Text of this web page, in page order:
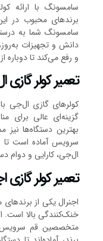
سامسونگ با ارائه
برندهای محبوب در
سامسونگ شما به
دانش و تجهیزات
و رفع می‌کند تا
تعمیر کولر
کولرهای گازی ال‌جی
گزینه‌ای عالی برای
بهترین دستگاه‌ها
سرویس آماده است تا
ال‌جی، کارایی و دوام
تعمیر کولر گازی
اجنرال یکی از برندهای
خنک‌کنندگی بالا است.
متخصصین قم سرویس